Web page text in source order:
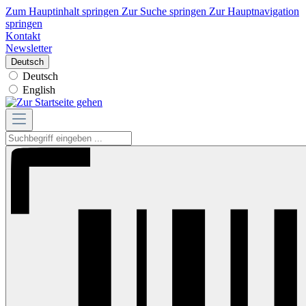
Zum Hauptinhalt springen Zur Suche springen Zur Hauptnavigation
springen
Kontakt
Newsletter
Deutsch
Deutsch
English